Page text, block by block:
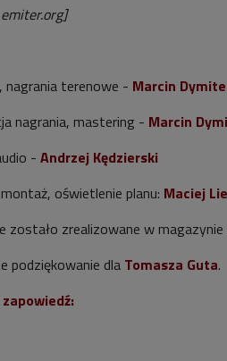
nagrania terenowe - Marcin
nagrania, mastering - Marcin
- Andrzej Kędzierski
oświetlenie planu: Maciej
zostało zrealizowane w magazynie
podziękowanie dla Tomasza Guta.